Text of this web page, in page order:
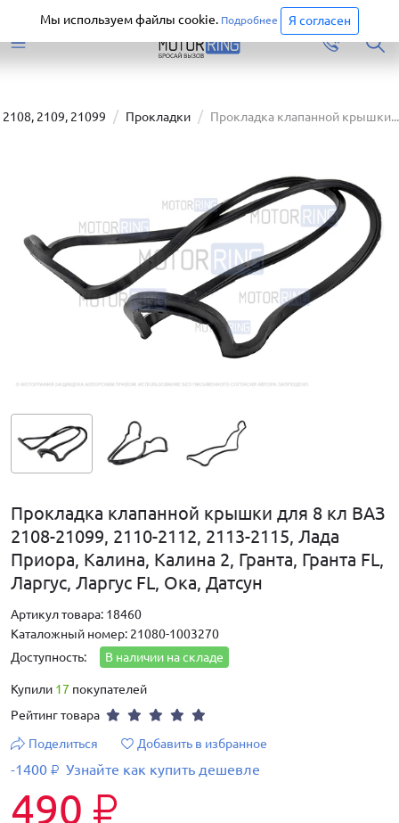
Перейти
2109, 21099 Прокладки Прокладка клапанной крышки...
Прокладка клапанной крышки для 8 кл ВАЗ
2108-21099, 2110-2112, 2113-2115, Лада
Приора, Калина, Калина 2, Гранта, Гранта FL,
Ларгус, Ларгус FL, Ока, Датсун
Артикул товара: 18460
Каталожный номер: 21080-1003270
Доступность:
В наличии на складе
Купили 17 покупателей
Рейтинг товара
Поделиться
Добавить в избранное
-1400 ₽ Узнайте как купить дешевле
490 ₽
Мы используем файлы cookie. Подробнее Я согласен